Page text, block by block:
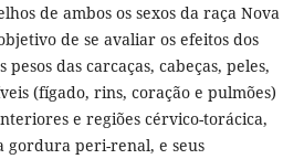
de ambos os sexos da raça Nova
de se avaliar os efeitos dos
pesos das carcaças, cabeças, peles,
(fígado, rins, coração e pulmões)
e regiões cérvico-torácica,
gordura peri-renal, e seus